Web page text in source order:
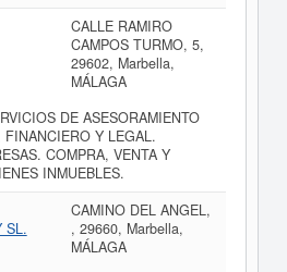
CALLE RAMIRO
CAMPOS TURMO, 5,
29602, Marbella,
MÁLAGA
DE ASESORAMIENTO
Y LEGAL.
COMPRA, VENTA Y
INMUEBLES.
SL.
CAMINO DEL ANGEL,
, 29660, Marbella,
MÁLAGA